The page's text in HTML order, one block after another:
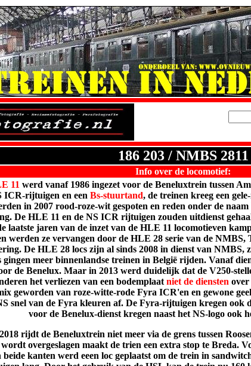
186 203 / NMBS 2811
Info over de locomotief:
11 werd vanaf 1986 ingezet voor de Beneluxtrein tussen
ICR-rijtuigen en een Bs-stuurtand, de treinen kreeg een
in 2007 rood-roze-wit gespoten en reden onder de
De HLE 11 en de NS ICR rijtuigen zouden uitdienst
laatste jaren van de inzet van de HLE 11 locomotieven
werden ze vervangen door de HLE 28 serie van de NMBS,
De HLE 28 locs zijn al sinds 2008 in dienst van NMBS,
gingen meer binnenlandse treinen in België rijden. Vanaf
de Benelux. Maar in 2013 werd duidelijk dat de V250-
het verliezen van een bodemplaat niet de diensten over
geworden van roze-witte-rode Fyra ICR'en en gewone
snel van de Fyra kleuren af. De Fyra-rijtuigen kregen ook
voor de Benelux-dienst kregen naast het NS-logo ook
rijdt de Beneluxtrein niet meer via de grens tussen
overgeslagen maakt de trien een extra stop te Breda.
beide kanten werd eeen loc geplaatst om de trein in